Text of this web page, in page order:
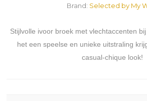
Brand: Selected by My
Stijlvolle ivoor broek met vlechtaccenten
het een speelse en unieke uitstraling
casual-chique look!